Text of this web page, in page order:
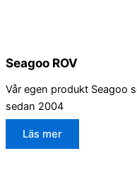
Seagoo ROV
Vår egen produkt Seagoo
sedan 2004
Läs mer